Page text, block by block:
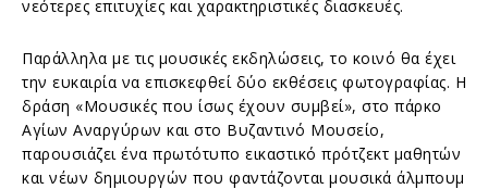
νεότερες επιτυχίες και χαρακτηριστικές διασκευές.
Παράλληλα με τις μουσικές εκδηλώσεις, το κοινό θα έχει
την ευκαιρία να επισκεφθεί δύο εκθέσεις φωτογραφίας. Η
δράση «Μουσικές που ίσως έχουν συμβεί», στο πάρκο
Αγίων Αναργύρων και στο Βυζαντινό Μουσείο,
παρουσιάζει ένα πρωτότυπο εικαστικό πρότζεκτ μαθητών
και νέων δημιουργών που φαντάζονται μουσικά άλμπουμ